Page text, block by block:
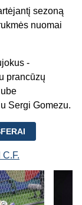
sezoną
nuomai
-
prancūzų
Sergi Gomezu.